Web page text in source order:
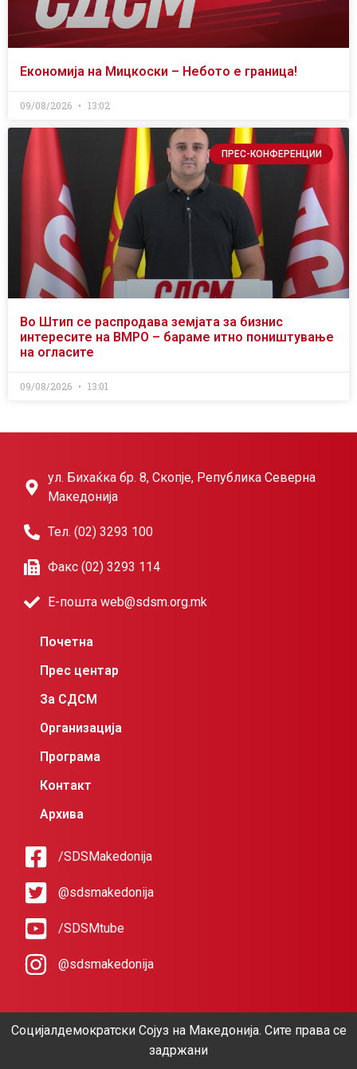
Економија на Мицкоски – Небото е граница!
09/08/2026 13:02
ПРЕС-КОНФЕРЕНЦИИ
Во Штип се распродава земјата за бизнис
интересите на ВМРО – бараме итно поништување
на огласите
09/08/2026 13:01
ул. Бихаќка бр. 8, Скопје, Република Северна
Македонија
Тел. (02) 3293 100
Факс (02) 3293 114
Е-пошта web@sdsm.org.mk
Почетна
Прес центар
За СДСМ
Организација
Програма
Контакт
Архива
/SDSMakedonija
@sdsmakedonija
/SDSMtube
@sdsmakedonija
Социјалдемократски Сојуз на Македонија. Сите права се
задржани